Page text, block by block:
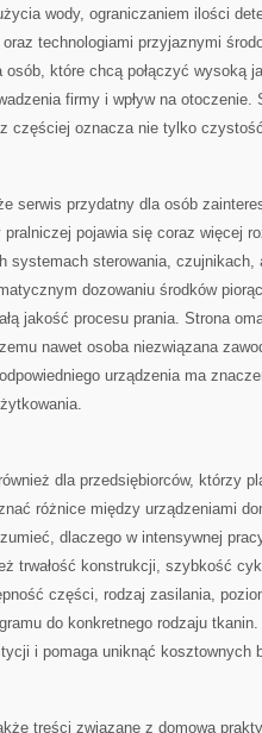
wody, ograniczaniem ilości
technologiami przyjaznymi
które chcą połączyć wysoką
firmy i wpływ na otoczenie.
częściej oznacza nie tylko
serwis przydatny dla osób
pojawia się coraz więcej
systemach sterowania, czujnikach,
dozowaniu środków
jakość procesu prania. Strona
nawet osoba niezwiązana
urządzenia ma
dla przedsiębiorców, którzy
różnice między urządzeniami
dlaczego w intensywnej
trwałość konstrukcji, szybkość
części, rodzaj zasilania,
do konkretnego rodzaju tkanin.
i pomaga uniknąć kosztownych
treści związane z domową